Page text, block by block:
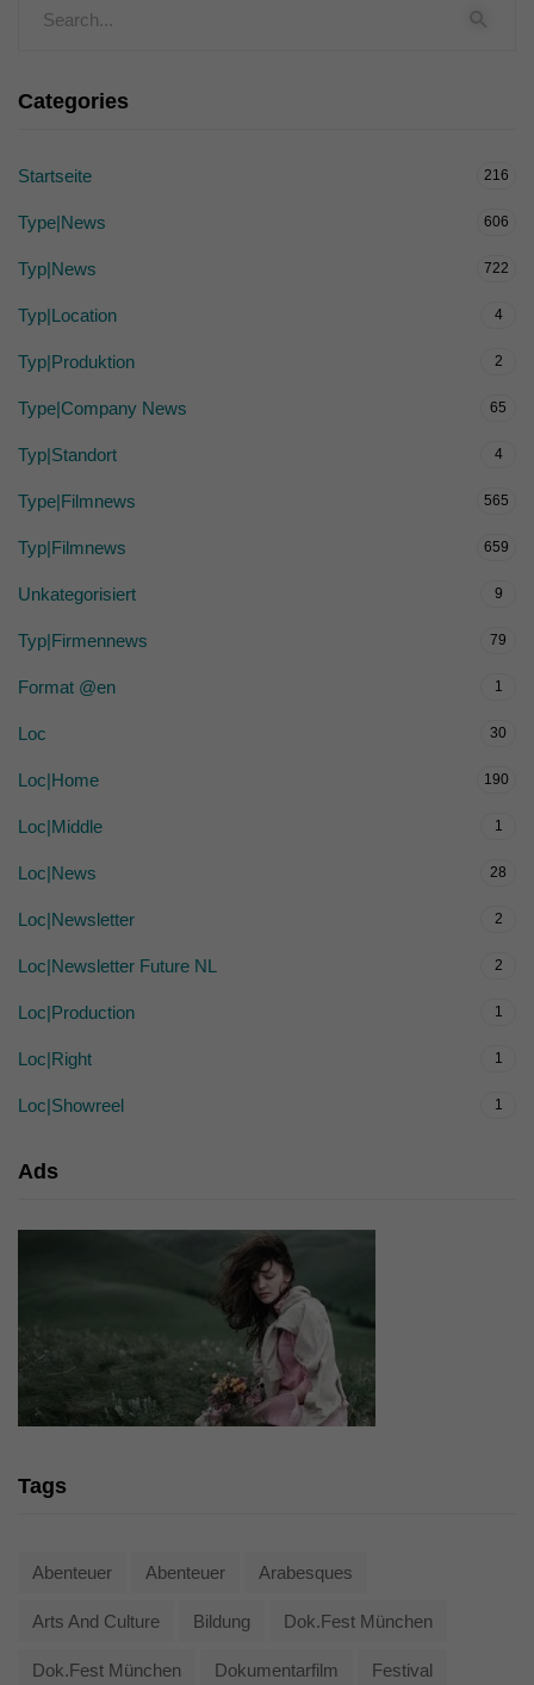
Categories
Startseite 216
Type|News 606
Typ|News 722
Typ|Location 4
Typ|Produktion 2
Type|Company News 65
Typ|Standort 4
Type|Filmnews 565
Typ|Filmnews 659
Unkategorisiert 9
Typ|Firmennews 79
Format @en 1
Loc 30
Loc|Home 190
Loc|Middle 1
Loc|News 28
Loc|Newsletter 2
Loc|Newsletter Future NL 2
Loc|Production 1
Loc|Right 1
Loc|Showreel 1
Ads
Tags
Abenteuer Abenteuer Arabesques
Arts And Culture Bildung Dok.fest München
Dok.fest München Dokumentarfilm Festival